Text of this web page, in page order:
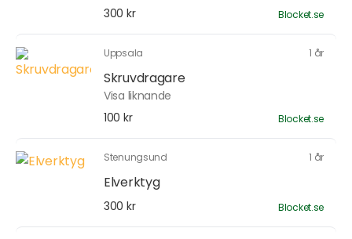
300 kr Blocket.se
Uppsala 1 år
Skruvdragare
Visa liknande
100 kr
Blocket.se
Stenungsund 1 år
Elverktyg
300 kr Blocket.se